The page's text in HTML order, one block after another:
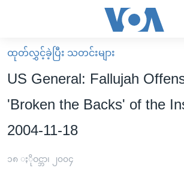
လွယ်ကူ
စေ
သည့်
များ
ပင်မ
မူလစာမျက်နှာ
မြန်မာ
ကမ္ဘာ့သတင်းများ
နိုင်ငံတကာ
ဗွီဒီယို
ထုတ်လွှင့်ခဲ့ပြီး သတင်းများ
US General: Fallujah
'Broken the Backs' of the
2004-11-18
၁၈ ႏိုဝင္ဘာ၊ ၂၀၀၄